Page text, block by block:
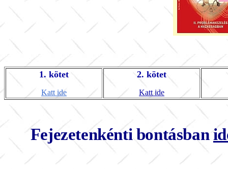
1. kötet
Katt ide
2. kötet
Katt ide
Fejezetenkénti bontásban